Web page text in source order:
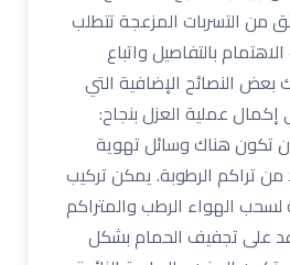
من التسربات المزعجة تتطلب
بالتفاصيل واتباع
بعض النصائح الإضافية التي
عملية العزل بنجاح:
تكون هناك وسائل تهوية
تراكم الرطوبة. يمكن تركيب
الهواء الرطب والمتراكم
على تجفيف الحمام بشكل